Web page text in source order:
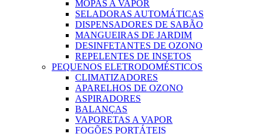
MOPAS A VAPOR
SELADORAS AUTOMÁTICAS
DISPENSADORES DE SABÃO
MANGUEIRAS DE JARDIM
DESINFETANTES DE OZONO
REPELENTES DE INSETOS
PEQUENOS ELETRODOMÉSTICOS
CLIMATIZADORES
APARELHOS DE OZONO
ASPIRADORES
BALANÇAS
VAPORETAS A VAPOR
FOGÕES PORTÁTEIS